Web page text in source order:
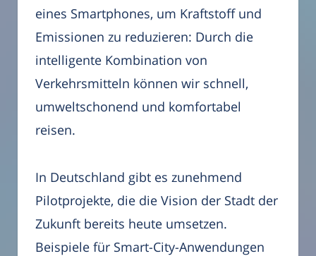
eines Smartphones, um Kraftstoff und
Emissionen zu reduzieren: Durch die
intelligente Kombination von
Verkehrsmitteln können wir schnell,
umweltschonend und komfortabel
reisen.
In Deutschland gibt es zunehmend
Pilotprojekte, die die Vision der Stadt der
Zukunft bereits heute umsetzen.
Beispiele für Smart-City-Anwendungen